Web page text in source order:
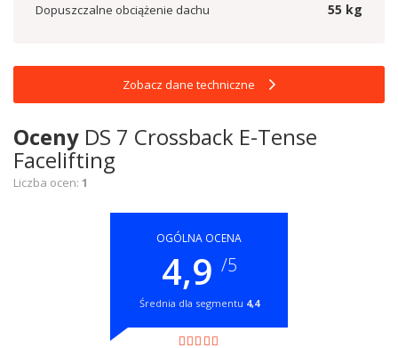
Dopuszczalne obciążenie dachu 55 kg
Zobacz dane techniczne
Oceny DS 7 Crossback E-Tense
Facelifting
Liczba ocen: 1
OGÓLNA OCENA
4,9 /5
Średnia dla segmentu 4,4